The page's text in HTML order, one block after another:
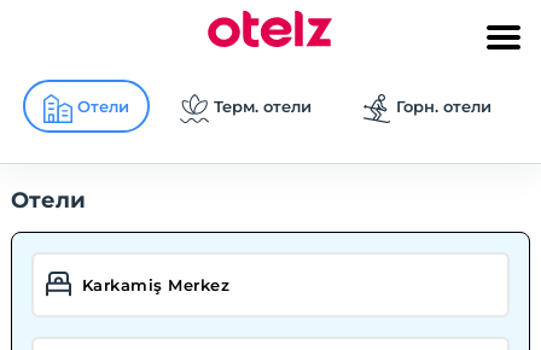
Отели Терм. отели Горн. отели
Отели